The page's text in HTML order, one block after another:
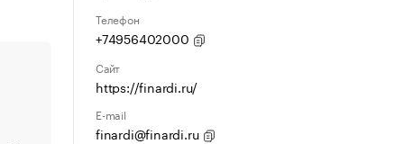
Телефон
+74956402000
Сайт
https://finardi.ru/
E-mail
finardi@finardi.ru